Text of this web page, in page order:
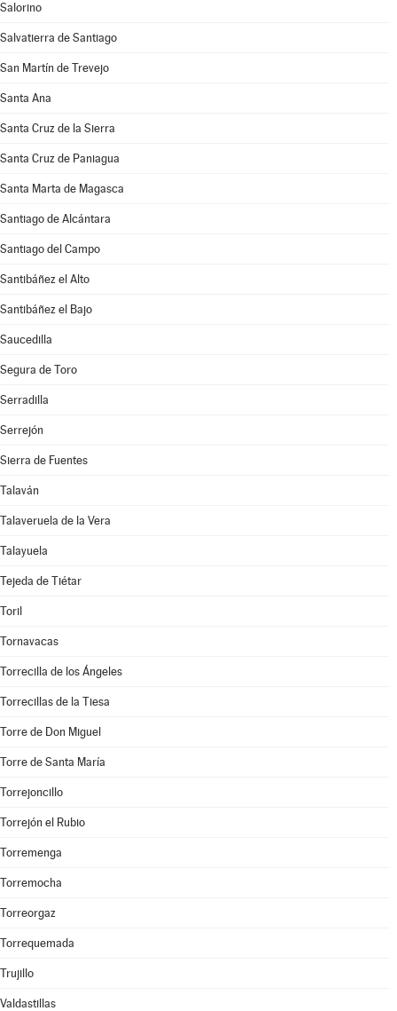
Salorino
Salvatierra de Santiago
San Martín de Trevejo
Santa Ana
Santa Cruz de la Sierra
Santa Cruz de Paniagua
Santa Marta de Magasca
Santiago de Alcántara
Santiago del Campo
Santibáñez el Alto
Santibáñez el Bajo
Saucedilla
Segura de Toro
Serradilla
Serrejón
Sierra de Fuentes
Talaván
Talaveruela de la Vera
Talayuela
Tejeda de Tiétar
Toril
Tornavacas
Torrecilla de los Ángeles
Torrecillas de la Tiesa
Torre de Don Miguel
Torre de Santa María
Torrejoncillo
Torrejón el Rubio
Torremenga
Torremocha
Torreorgaz
Torrequemada
Trujillo
Valdastillas